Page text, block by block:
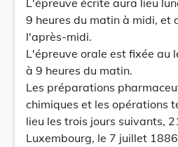
L'épreuve écrite aura lieu
9 heures du matin à midi, et
l'après-midi.
L'épreuve orale est fixée au
à 9 heures du matin.
Les préparations
chimiques et les opérations
lieu les trois jours suivants,
Luxembourg, le 7 juillet